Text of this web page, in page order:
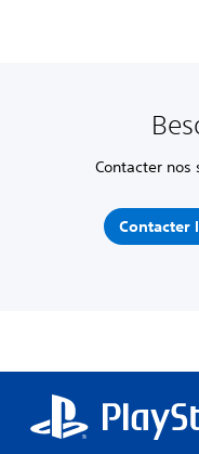
Contacter
Contacter